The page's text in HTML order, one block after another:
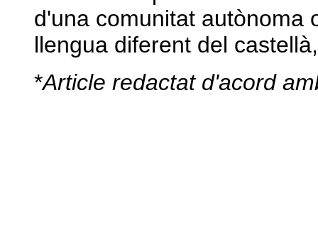
d'una comunitat autònoma
llengua diferent del
*Article redactat d'acord